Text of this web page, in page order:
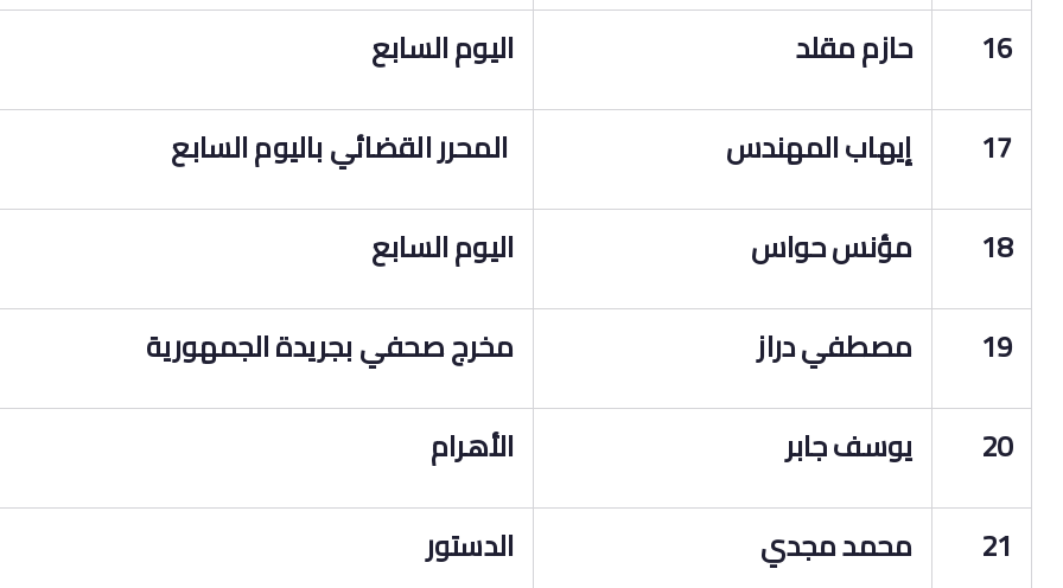
16
حازم مقلد
اليوم السابع
17
إيهاب المهندس
المحرر القضائي باليوم السابع
18
مؤنس حواس
اليوم السابع
19
مصطفي دراز
مخرج صحفي بجريدة الجمهورية
20
يوسف جابر
الأهرام
21
محمد مجدي
الدستور